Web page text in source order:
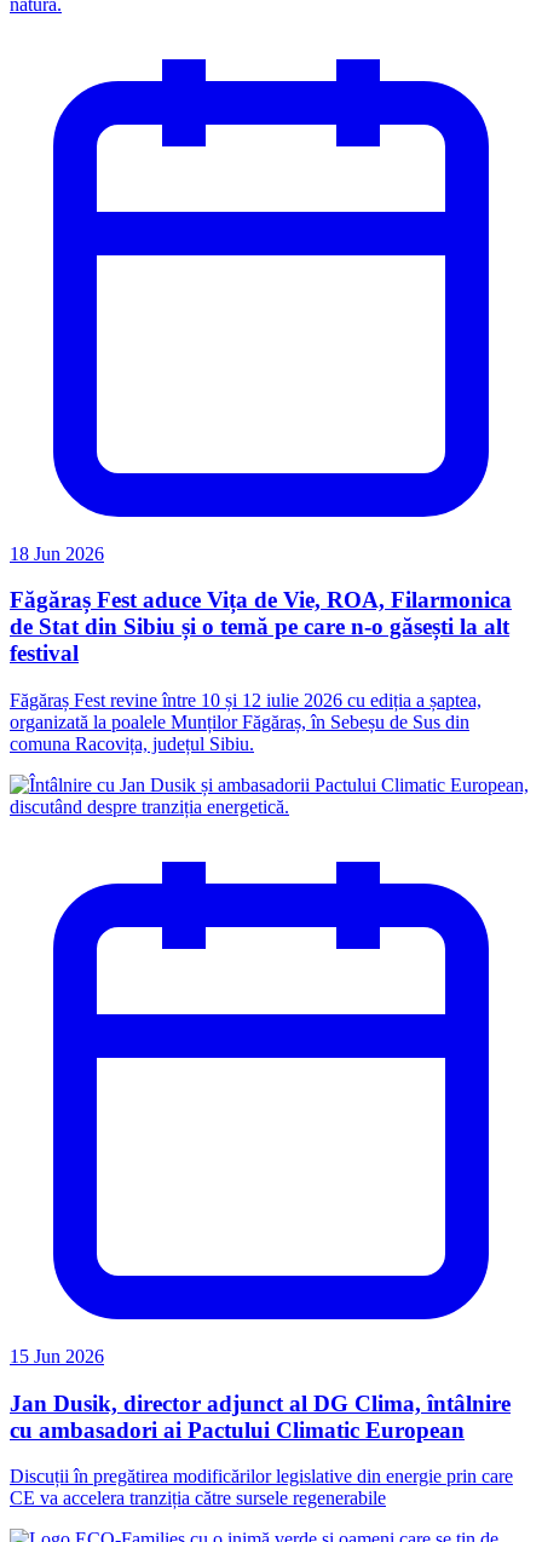
18 Jun 2026
Făgăraș Fest aduce Vița de Vie, ROA, Filarmonica
de Stat din Sibiu și o temă pe care n-o găsești la alt
festival
Făgăraș Fest revine între 10 și 12 iulie 2026 cu ediția a șaptea,
organizată la poalele Munților Făgăraș, în Sebeșu de Sus din
comuna Racovița, județul Sibiu.
15 Jun 2026
Jan Dusik, director adjunct al DG Clima, întâlnire
cu ambasadori ai Pactului Climatic European
Discuții în pregătirea modificărilor legislative din energie prin care
CE va accelera tranziția către sursele regenerabile